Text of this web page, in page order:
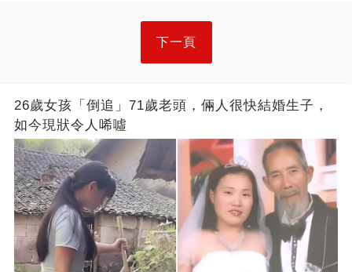
下一頁
26歲女孩「倒追」71歲老頭，倆人很快結婚生子，
如今現狀令人唏噓